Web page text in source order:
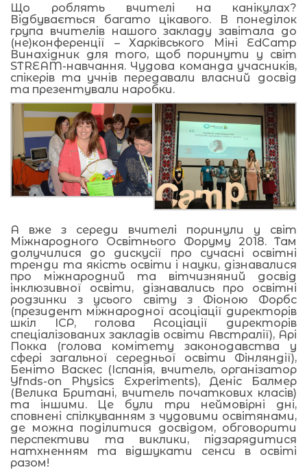
Що роблять вчителі на канікулах?
Відбувається багато цікавого. В понеділок
група вчителів нашого закладу завітала до
(не)конференції – Харківського Міні EdCamp
Винахідник для того, щоб поринути у світ
STREAM-навчання. Чудова команда учасників,
спікерів та учнів передавали власний досвід
та презентували наробки.
А вже з середи вчителі поринули у світ
Міжнародного Освітнього Форуму 2018. Там
долучилися до дискусії про сучасні освітні
тренди та якість освіти і науки, дізнавалися
про міжнародний та вітчизняний досвід
інклюзивної освіти, дізнавались про освітні
родзинки з усього світу з Фіоною Форбс
(президент міжнародної асоціації директорів
шкіл ІСР, голова Асоціації директорів
спеціалізованих закладів освіти Австралії), Арі
Покка (голова комітету законодавства у
сфері загальної середньої освіти Фінляндії),
Беніто Васкес (Іспанія, вчитель, організатор
Yfnds-on Physics Experiments), Деніс Балмер
(Велика Британі, вчитель початкових класів)
та іншими. Це були три неймовірні дні,
сповнені спілкуванням з чудовими освітянами,
де можна поділитися досвідом, обговорити
перспективи та виклики, підзарядитися
натхненням та відшукати сенси в освіті
разом!